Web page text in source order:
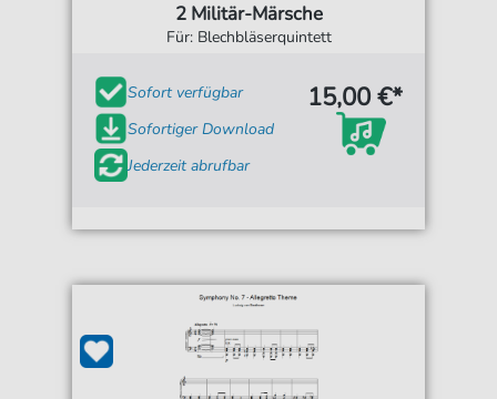
2 Militär-Märsche
Für: Blechbläserquintett
Sofort verfügbar
Sofortiger Download
Jederzeit abrufbar
15,00 €*